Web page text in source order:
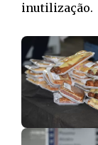
inutilização.